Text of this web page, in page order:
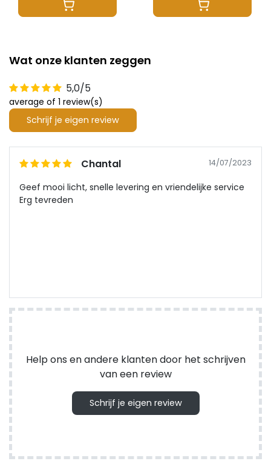
Wat onze klanten zeggen
5,0/5
average of 1 review(s)
Schrijf je eigen review
Chantal 14/07/2023
Geef mooi licht, snelle levering en vriendelijke service
Erg tevreden
Help ons en andere klanten door het schrijven
van een review
Schrijf je eigen review